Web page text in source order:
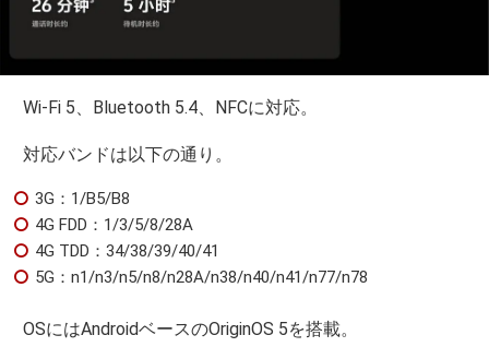
Wi-Fi 5、Bluetooth 5.4、NFCに対応。
対応バンドは以下の通り。
3G：1/B5/B8
4G FDD：1/3/5/8/28A
4G TDD：34/38/39/40/41
5G：n1/n3/n5/n8/n28A/n38/n40/n41/n77/n78
OSにはAndroidベースのOriginOS 5を搭載。